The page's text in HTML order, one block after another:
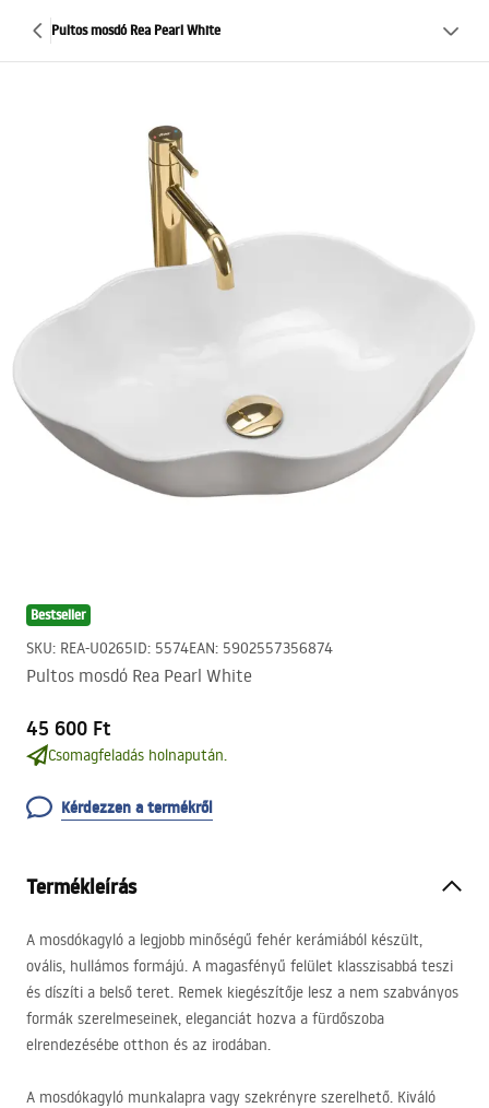
Pultos mosdó Rea Pearl White
Bestseller
SKU: REA-U0265ID: 5574EAN: 5902557356874
Pultos mosdó Rea Pearl White
45 600 Ft
Csomagfeladás holnapután.
Kérdezzen a termékről
Termékleírás
A mosdókagyló a legjobb minőségű fehér kerámiából készült,
ovális, hullámos formájú. A magasfényű felület klasszisabbá teszi
és díszíti a belső teret. Remek kiegészítője lesz a nem szabványos
formák szerelmeseinek, eleganciát hozva a fürdőszoba
elrendezésébe otthon és az irodában.
A mosdókagyló munkalapra vagy szekrényre szerelhető. Kiváló